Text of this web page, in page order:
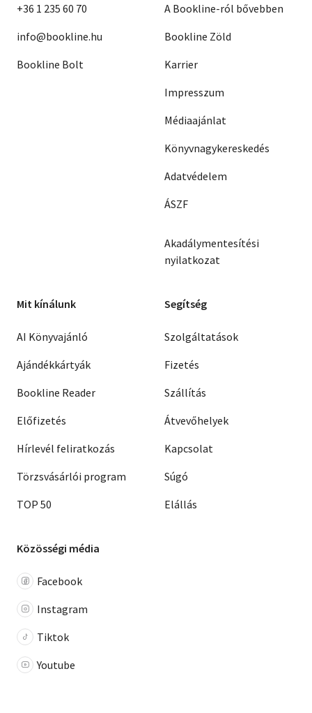
+36 1 235 60 70
info@bookline.hu
Bookline Bolt
A Bookline-ról bővebben
Bookline Zöld
Karrier
Impresszum
Médiaajánlat
Könyvnagykereskedés
Adatvédelem
ÁSZF
Akadálymentesítési
nyilatkozat
Mit kínálunk
AI Könyvajánló
Ajándékkártyák
Bookline Reader
Előfizetés
Hírlevél feliratkozás
Törzsvásárlói program
TOP 50
Segítség
Szolgáltatások
Fizetés
Szállítás
Átvevőhelyek
Kapcsolat
Súgó
Elállás
Közösségi média
Facebook
Instagram
Tiktok
Youtube